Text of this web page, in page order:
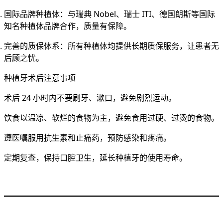
国际品牌种植体：与瑞典 Nobel、瑞士 ITI、德国朗斯等国际
知名种植体品牌合作，质量有保障。
完善的质保体系：所有种植体均提供长期质保服务，让患者无
后顾之忧。
种植牙术后注意事项
术后 24 小时内不要刷牙、漱口，避免剧烈运动。
饮食以温凉、软烂的食物为主，避免食用过硬、过烫的食物。
遵医嘱服用抗生素和止痛药，预防感染和疼痛。
定期复查，保持口腔卫生，延长种植牙的使用寿命。